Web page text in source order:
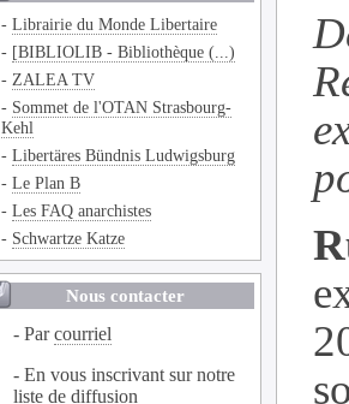
-Librairie du Monde Libertaire
- [BIBLIOLIB - Bibliothèque (...)
- ZALEA TV
- Sommet de l'OTAN Strasbourg-
Kehl
-Libertäres Bündnis Ludwigsburg
-Le Plan B
-Les FAQ anarchistes
- Schwartze Katze
Nous contacter
- Parcourriel
- En vous inscrivant sur notre
liste de diffusion